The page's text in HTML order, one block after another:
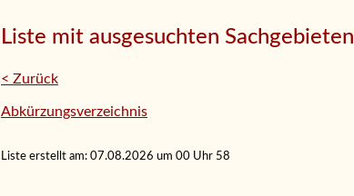
Liste mit ausgesuchten Sachgebieten
< Zurück
Abkürzungsverzeichnis
Liste erstellt am: 07.08.2026 um 00 Uhr 58